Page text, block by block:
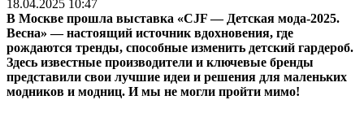
18.04.2025 10:47
В Москве прошла выставка «CJF — Детская мода-2025.
Весна» — настоящий источник вдохновения, где
рождаются тренды, способные изменить детский гардероб.
Здесь известные производители и ключевые бренды
представили свои лучшие идеи и решения для маленьких
модников и модниц. И мы не могли пройти мимо!